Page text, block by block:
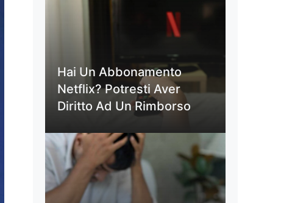
Hai Un Abbonamento
Netflix? Potresti Aver
Diritto Ad Un Rimborso